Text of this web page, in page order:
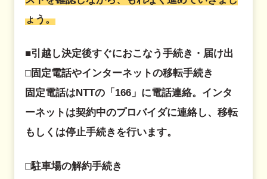
ょう。
■引越し決定後すぐにおこなう手続き・届け出
□固定電話やインターネットの移転手続き
固定電話はNTTの「166」に電話連絡。インタ
ーネットは契約中のプロバイダに連絡し、移転
もしくは停止手続きを行います。
□駐車場の解約手続き